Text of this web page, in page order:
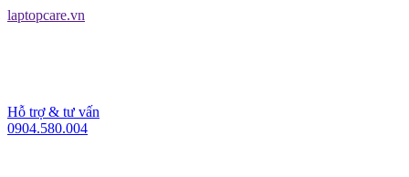
laptopcare.vn
Hỗ trợ & tư vấn
0904.580.004